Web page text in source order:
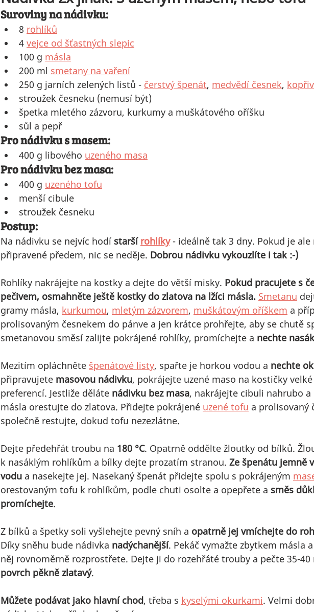
Suroviny na nádivku:
8 rohlíků
4 vejce od šťastných slepic
100 g másla
200 ml smetany na vaření
250 g jarních zelených listů - čerstvý špenát, medvědí česnek,
stroužek česneku (nemusí být)
špetka mletého zázvoru, kurkumy a muškátového oříšku
sůl a pepř
Pro nádivku s masem:
400 g libového uzeného masa
Pro nádivku bez masa:
400 g uzeného tofu
menší cibule
stroužek česneku
Postup:
Na nádivku se nejvíc hodí starší rohlíky - ideálně tak 3 dny. Pokud je
připravené předem, nic se neděje. Dobrou nádivku vykouzlíte i tak :-)
Rohlíky nakrájejte na kostky a dejte do větší misky. Pokud pracujete s
pečivem, osmahněte ještě kostky do zlatova na lžíci másla. Smetanu
gramy másla, kurkumou, mletým zázvorem, muškátovým oříškem a
prolisovaným česnekem do pánve a jen krátce prohřejte, aby se chutě
smetanovou směsí zalijte pokrájené rohlíky, promíchejte a nechte
Mezitím opláchněte špenátové listy, spařte je horkou vodou a nechte
připravujete masovou nádivku, pokrájejte uzené maso na kostičky
preferencí. Jestliže děláte nádivku bez masa, nakrájejte cibuli nahrubo
másla orestujte do zlatova. Přidejte pokrájené uzené tofu a prolisovaný
společně restujte, dokud tofu nezezlátne.
Dejte předehřát troubu na 180 °C. Opatrně oddělte žloutky od bílků.
k nasáklým rohlíkům a bílky dejte prozatím stranou. Ze špenátu jemně
vodu a nasekejte jej. Nasekaný špenát přidejte spolu s pokrájeným
orestovaným tofu k rohlíkům, podle chuti osolte a opepřete a směs
promíchejte.
Z bílků a špetky soli vyšlehejte pevný sníh a opatrně jej vmíchejte do
Díky sněhu bude nádivka nadýchanější. Pekáč vymažte zbytkem másla
něj rovnoměrně rozprostřete. Dejte ji do rozehřáté trouby a pečte 35-
povrch pěkně zlatavý.
Můžete podávat jako hlavní chod, třeba s kyselými okurkami. Velmi